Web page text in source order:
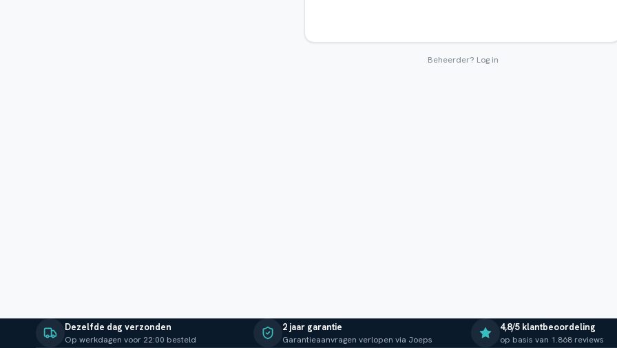
Beheerder? Log in
Dezelfde dag verzonden
Op werkdagen voor 22:00 besteld
2 jaar garantie
Garantieaanvragen verlopen via Joeps
4,8/5 klantbeoordeling
op basis van 1.868 reviews